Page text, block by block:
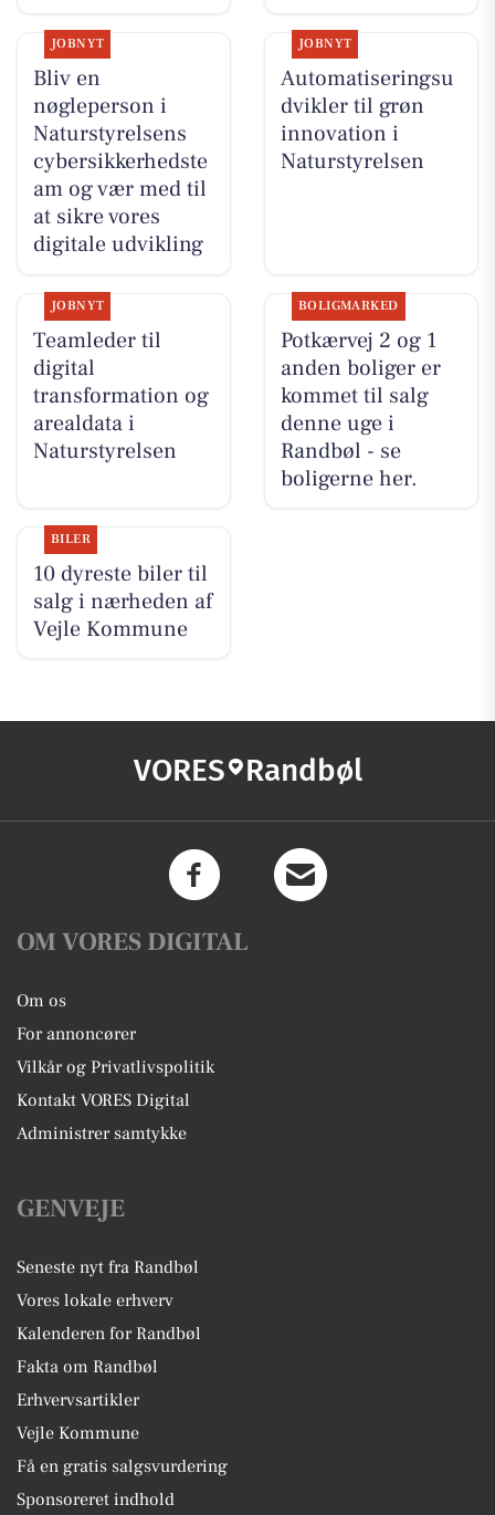
JOBNYT
Bliv en
nøgleperson i
Naturstyrelsens
cybersikkerhedste
am og vær med til
at sikre vores
digitale udvikling
JOBNYT
Automatiseringsu
dvikler til grøn
innovation i
Naturstyrelsen
JOBNYT
Teamleder til
digital
transformation og
arealdata i
Naturstyrelsen
BOLIGMARKED
Potkærvej 2 og 1
anden boliger er
kommet til salg
denne uge i
Randbøl - se
boligerne her.
BILER
10 dyreste biler til
salg i nærheden af
Vejle Kommune
VORES Randbøl
OM VORES DIGITAL
Om os
For annoncører
Vilkår og Privatlivspolitik
Kontakt VORES Digital
Administrer samtykke
GENVEJE
Seneste nyt fra Randbøl
Vores lokale erhverv
Kalenderen for Randbøl
Fakta om Randbøl
Erhvervsartikler
Vejle Kommune
Få en gratis salgsvurdering
Sponsoreret indhold